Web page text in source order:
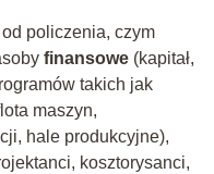
policzenia, czym
finansowe(kapitał,
takich jak
maszyn,
hale produkcyjne),
kosztorysanci,